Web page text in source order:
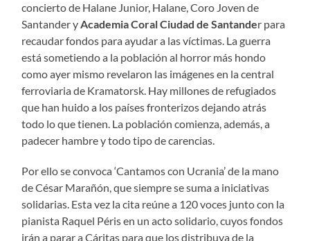
concierto de Halane Junior, Halane, Coro Joven de
Santander y Academia Coral Ciudad de Santander para
recaudar fondos para ayudar a las víctimas. La guerra
está sometiendo a la población al horror más hondo
como ayer mismo revelaron las imágenes en la central
ferroviaria de Kramatorsk. Hay millones de refugiados
que han huido a los países fronterizos dejando atrás
todo lo que tienen. La población comienza, además, a
padecer hambre y todo tipo de carencias.
Por ello se convoca ‘Cantamos con Ucrania’ de la mano
de César Marañón, que siempre se suma a iniciativas
solidarias. Esta vez la cita reúne a 120 voces junto con la
pianista Raquel Péris en un acto solidario, cuyos fondos
irán a parar a Cáritas para que los distribuya de la